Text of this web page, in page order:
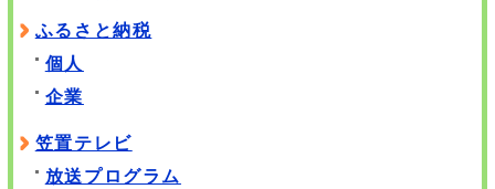
ふるさと納税
個人
企業
笠置テレビ
放送プログラム